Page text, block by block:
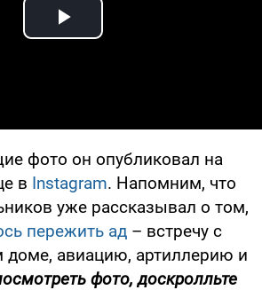
Play Video
фото он опубликовал на
в Instagram. Напомним, что
уже рассказывал о том,
пережить ад – встречу с
доме, авиацию, артиллерию и
фото, доскролльте